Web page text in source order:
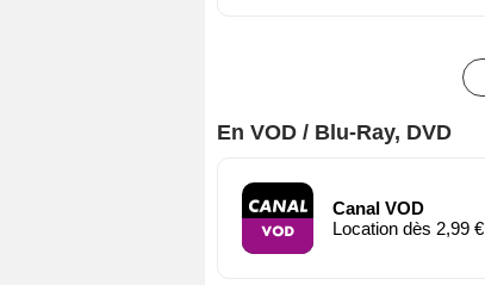
En VOD / Blu-Ray, DVD
Canal VOD
Location dès 2,99 €